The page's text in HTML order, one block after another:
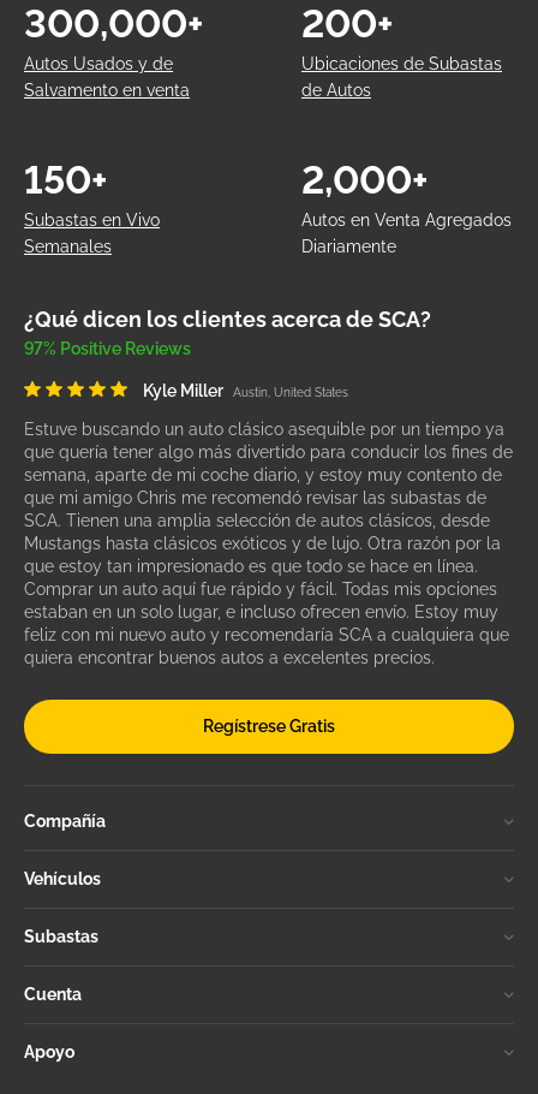
Autos Usados y de
Salvamento en venta
300,000+
Ubicaciones de Subastas
de Autos
200+
Subastas en Vivo
Semanales
150+
Autos en Venta Agregados
Diariamente
2,000+
¿Qué dicen los clientes acerca de SCA?
97% Positive Reviews
Kyle Miller Austin, United States
Estuve buscando un auto clásico asequible por un tiempo ya
que quería tener algo más divertido para conducir los fines de
semana, aparte de mi coche diario, y estoy muy contento de
que mi amigo Chris me recomendó revisar las subastas de
SCA. Tienen una amplia selección de autos clásicos, desde
Mustangs hasta clásicos exóticos y de lujo. Otra razón por la
que estoy tan impresionado es que todo se hace en línea.
Comprar un auto aquí fue rápido y fácil. Todas mis opciones
estaban en un solo lugar, e incluso ofrecen envío. Estoy muy
feliz con mi nuevo auto y recomendaría SCA a cualquiera que
quiera encontrar buenos autos a excelentes precios.
Regístrese Gratis
Compañía
Vehículos
Subastas
Cuenta
Apoyo